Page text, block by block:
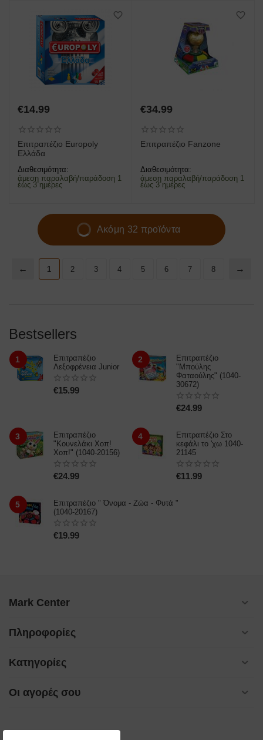
€14.99
Επιτραπέζιο Europoly
Ελλάδα
Διαθεσιμότητα:
άμεση παραλαβή/παράδοση 1
έως 3 ημέρες
€34.99
Επιτραπέζιο Fanzone
Διαθεσιμότητα:
άμεση παραλαβή/παράδοση 1
έως 3 ημέρες
Ακόμη 32 προϊόντα
1 2 3 4 5 6 7 8
Bestsellers
1
Επιτραπέζιο
Λεξοφρένεια Junior
€15.99
2
Επιτραπέζιο
"Μπούλης
Φαταούλης" (1040-
30672)
€24.99
3
Επιτραπέζιο
"Κουνελάκι Χοπ!
Χοπ!" (1040-20156)
€24.99
4
Επιτραπέζιο Στο
κεφάλι το 'χω 1040-
21145
€11.99
5
Επιτραπέζιο " Όνομα - Ζώα - Φυτά "
(1040-20167)
€19.99
Mark Center
Πληροφορίες
Κατηγορίες
Οι αγορές σου